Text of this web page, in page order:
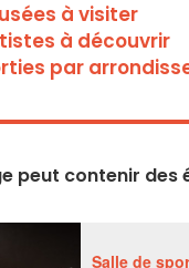
à visiter
à découvrir
par
peut contenir des